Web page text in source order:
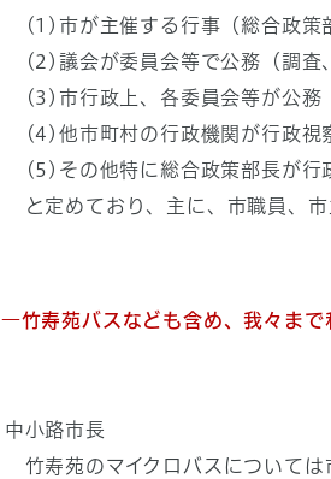
(1)市が主催する行事（総合政策
(2)議会が委員会等で公務（調査
(3)市行政上、各委員会等が公務
(4)他市町村の行政機関が行政視
(5)その他特に総合政策部長が行
と定めており、主に、市職員、市
―竹寿苑バスなども含め、我々まで
中小路市長
竹寿苑のマイクロバスについては